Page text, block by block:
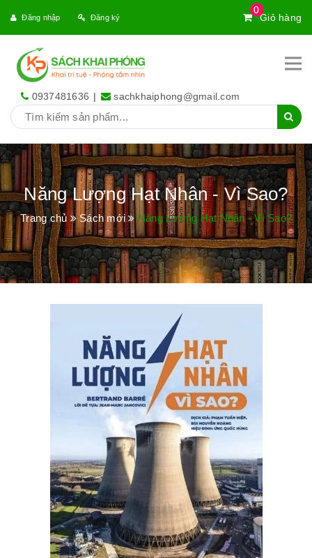
0
Giỏ hàng
Đăng nhập Đăng ký
0937481636 | sachkhaiphong@gmail.com
Năng Lượng Hạt Nhân - Vì Sao?
Trang chủ Sách mới Năng Lượng Hạt Nhân - Vì Sao?